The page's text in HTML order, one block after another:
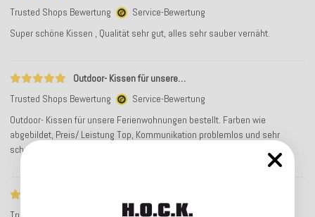
Trusted Shops Bewertung
Service-Bewertung
Super schöne Kissen , Qualität sehr gut, alles sehr sauber vernäht.
Outdoor- Kissen für unsere…
Trusted Shops Bewertung
Service-Bewertung
Outdoor- Kissen für unsere Ferienwohnungen bestellt. Farben wie
abgebildet, Preis/ Leistung Top, Kommunikation problemlos und sehr
schnell.
Trusted Shops Bewertung
Service-Bewertung